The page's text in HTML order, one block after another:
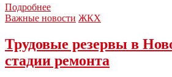
ПодробнееВ
этом
нацпроекту
выполняется
Важные новости ЖКХ
Трудовые резервы в
стадии ремонта